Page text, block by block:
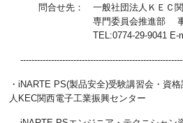
問合せ先： 一般社団法人ＫＥＣ関
専門委員会推進部 事務
TEL:0774-29-9041 E-mail：
・iNARTE PS(製品安全)受験講習会・
人KEC関西電子工業振興センター